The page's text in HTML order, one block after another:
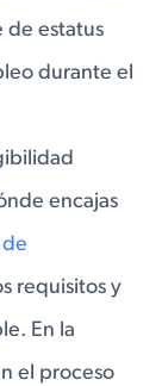
de estatus
durante el
encajas
requisitos y
En la
el proceso